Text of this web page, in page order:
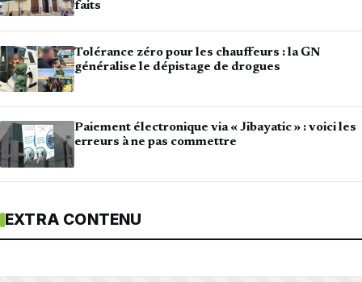
faits
Tolérance zéro pour les chauffeurs : la GN
généralise le dépistage de drogues
Paiement électronique via « Jibayatic » : voici les
erreurs à ne pas commettre
EXTRA CONTENU